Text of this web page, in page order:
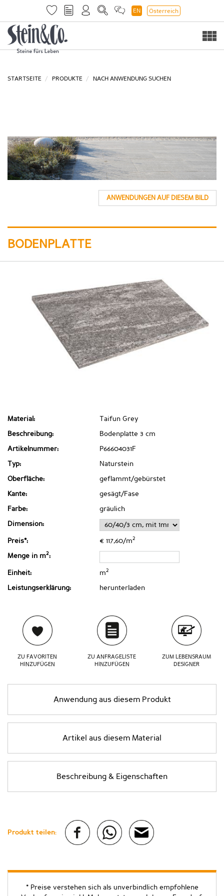
EN Österreich
STARTSEITE PRODUKTE NACH ANWENDUNG SUCHEN
ANWENDUNGEN AUF DIESEM BILD
BODENPLATTE
Material: Taifun Grey
Beschreibung: Bodenplatte 3 cm
Artikelnummer: P66604031F
Typ: Naturstein
Oberfläche: geflammt/gebürstet
Kante: gesägt/Fase
Farbe: gräulich
Dimension:
Preis*: € 117,60/m2
Menge in m2:
Einheit: m2
Leistungserklärung: herunterladen
ZU FAVORITEN
HINZUFÜGEN
ZU ANFRAGELISTE
HINZUFÜGEN
ZUM LEBENSRAUM
DESIGNER
Anwendung aus diesem Produkt
Artikel aus diesem Material
Beschreibung & Eigenschaften
Produkt teilen:
* Preise verstehen sich als unverbindlich empfohlene